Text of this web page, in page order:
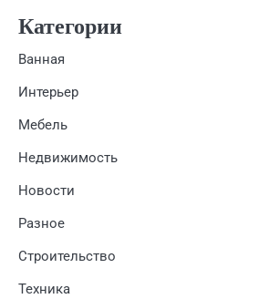
Категории
Ванная
Интерьер
Мебель
Недвижимость
Новости
Разное
Строительство
Техника